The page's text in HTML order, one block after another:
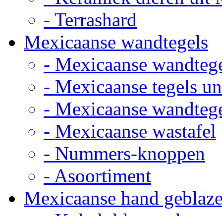
- Terrashard
Mexicaanse wandtegels
- Mexicaanse
- Mexicaanse tegels
- Mexicaanse
- Mexicaanse wastafel
- Nummers-knoppen
- Asoortiment
Mexicaanse hand